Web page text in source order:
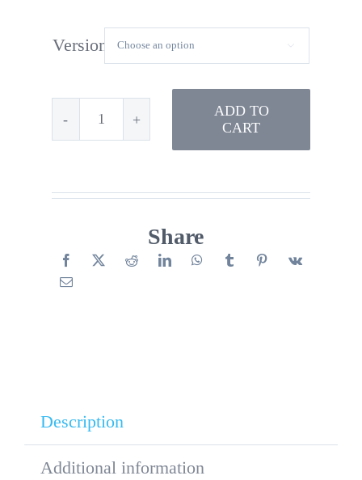
Version 
vie
la
ADD TO
CART
Share
Description
Additional information